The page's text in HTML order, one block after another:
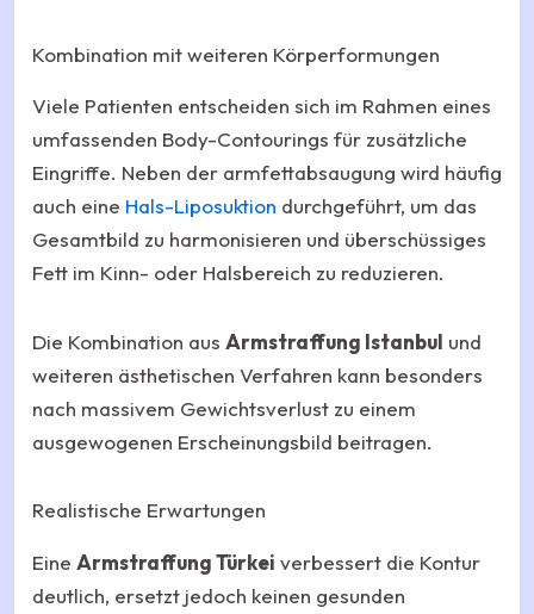
Kombination mit weiteren Körperformungen
Viele Patienten entscheiden sich im Rahmen eines
umfassenden Body-Contourings für zusätzliche
Eingriffe. Neben der armfettabsaugung wird häufig
auch eine Hals-Liposuktion durchgeführt, um das
Gesamtbild zu harmonisieren und überschüssiges
Fett im Kinn- oder Halsbereich zu reduzieren.
Die Kombination aus Armstraffung Istanbul und
weiteren ästhetischen Verfahren kann besonders
nach massivem Gewichtsverlust zu einem
ausgewogenen Erscheinungsbild beitragen.
Realistische Erwartungen
Eine Armstraffung Türkei verbessert die Kontur
deutlich, ersetzt jedoch keinen gesunden